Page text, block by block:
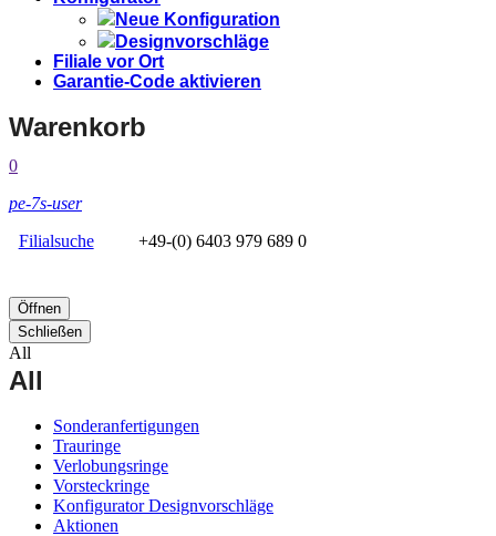
Neue Konfiguration
Designvorschläge
Filiale vor Ort
Garantie-Code aktivieren
Warenkorb
0
pe-7s-user
Filialsuche
+49-(0) 6403 979 689 0
Öffnen
Schließen
All
All
Sonderanfertigungen
Trauringe
Verlobungsringe
Vorsteckringe
Konfigurator Designvorschläge
Aktionen